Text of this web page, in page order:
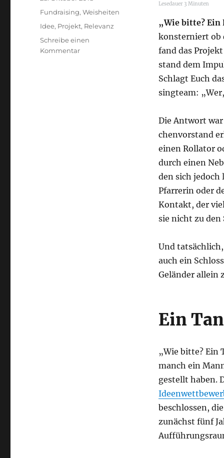
Lese­dau­er 3 Minu­ten
„Wie bit­te?
kon­ster­niert ob
fand das
stand dem
Schlagt Euch
sin­g­team:
Die Ant­wort
chen­vor­stand
einen Rol­la­tor
durch einen
den sich jedoch
Pfar­re­rin oder
Kon­takt, der
sie nicht zu den
Und
auch ein
Gelän­der allein
Ein
„Wie bit­te? Ein
manch ein
gestellt haben.
beschlos­sen,
zunächst fünf
Kategorien
Fundraising,Weisheiten
Schlagwörter
Idee, Projekt, Relevanz
Schreibe einen
Kommentarzu